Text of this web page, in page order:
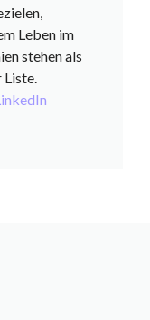
Leben im
stehen als